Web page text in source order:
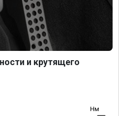
и крутящего
Нм